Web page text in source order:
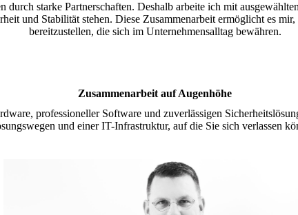
durch starke Partnerschaften. Deshalb arbeite ich mit
und Stabilität stehen. Diese Zusammenarbeit ermöglicht es
bereitzustellen, die sich im Unternehmensalltag bewähren.
Zusammenarbeit auf Augenhöhe
professioneller Software und zuverlässigen
und einer IT-Infrastruktur, auf die Sie sich verlassen